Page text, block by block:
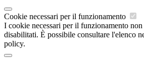
Cookie necessari per il funzionamento
I cookie necessari per il funzionamento non
disabilitati. È possibile consultare l'elenco
policy.